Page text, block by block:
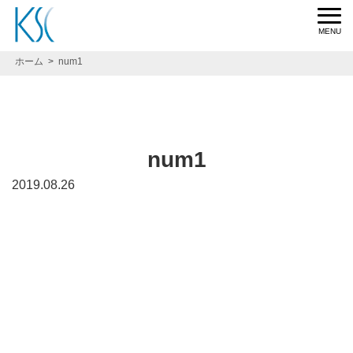
ホーム num1
num1
2019.08.26